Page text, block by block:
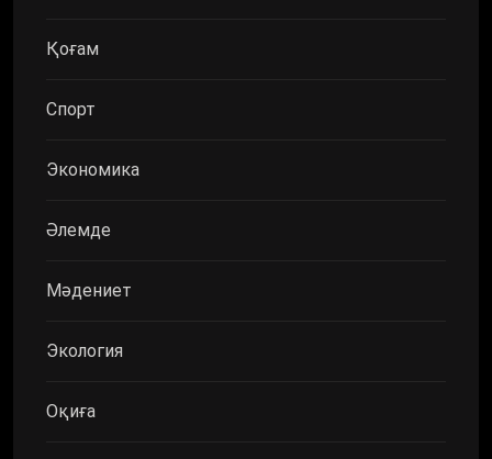
Қоғам
Спорт
Экономика
Әлемде
Мәдениет
Экология
Оқиға